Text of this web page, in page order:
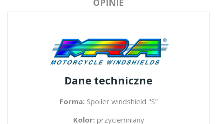
Dane techniczne
Forma: Spoiler windshield "S"
Kolor: przyciemniany